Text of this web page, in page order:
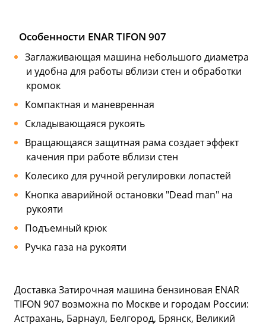
Особенности ENAR TIFON 907
Заглаживающая машина небольшого диаметра
и удобна для работы вблизи стен и обработки
кромок
Компактная и маневренная
Складывающаяся рукоять
Вращающаяся защитная рама создает эффект
качения при работе вблизи стен
Колесико для ручной регулировки лопастей
Кнопка аварийной остановки "Dead man" на
рукояти
Подъемный крюк
Ручка газа на рукояти
Доставка Затирочная машина бензиновая ENAR
TIFON 907 возможна по Москве и городам России:
Астрахань, Барнаул, Белгород, Брянск, Великий